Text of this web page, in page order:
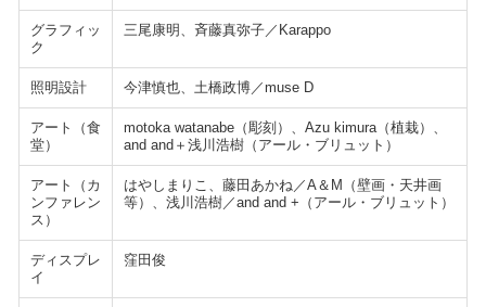
グラフィッ
ク
三尾康明、斉藤真弥子／Karappo
照明設計 今津慎也、土橋政博／muse D
アート（食
堂）
motoka watanabe（彫刻）、Azu kimura（植栽）、
and and＋浅川浩樹（アール・ブリュット）
アート（カ
ンファレン
ス）
はやしまりこ、藤田あかね／A＆M（壁画・天井画
等）、浅川浩樹／and and +（アール・ブリュット）
ディスプレ
イ
窪田俊